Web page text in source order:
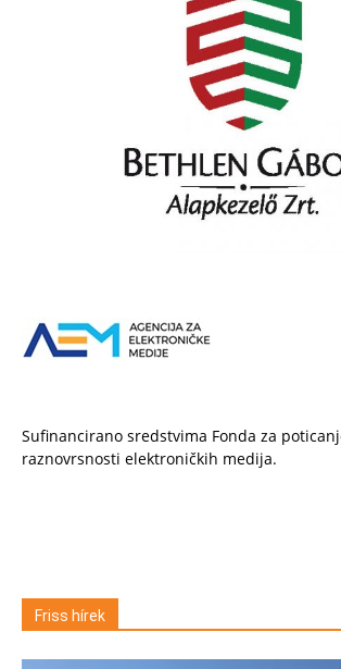
Sufinancirano sredstvima Fonda za
raznovrsnosti elektroničkih medija.
Friss hírek